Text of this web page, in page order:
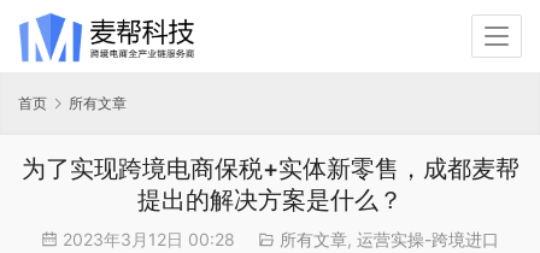
首页 所有文章
为了实现跨境电商保税+实体新零售，成都麦帮
提出的解决方案是什么？
2023年3月12日 00:28 所有文章, 运营实操-跨境进口